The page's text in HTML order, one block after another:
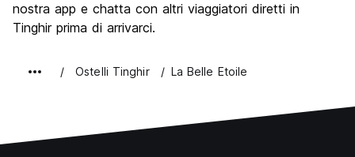
nostra app e chatta con altri viaggiatori diretti in
Tinghir prima di arrivarci.
Ostelli Tinghir La Belle Etoile